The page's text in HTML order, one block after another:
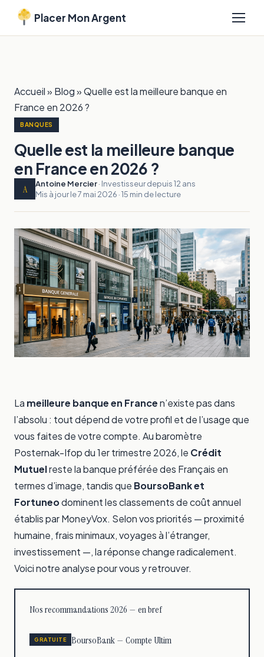
Placer Mon Argent
Accueil» Blog»Quelle est la meilleure banque en
France en 2026 ?
BANQUES
Quelle est la meilleure banque
en France en 2026 ?
A Antoine Mercier· Investisseur depuis 12 ans
Mis à jour le 7 mai 2026 · 15 min de lecture
La meilleure banque en Francen’existe pas dans
l’absolu : tout dépend de votre profil et de l’usage que
vous faites de votre compte. Au baromètre
Posternak-Ifop du 1er trimestre 2026, le Crédit
Mutuelreste la banque préférée des Français en
termes d’image, tandis que BoursoBank et
Fortuneodominent les classements de coût annuel
établis par MoneyVox. Selon vos priorités — proximité
humaine, frais minimaux, voyages à l’étranger,
investissement —, la réponse change radicalement.
Voici notre analyse pour vous y retrouver.
Nos recommandations 2026 — en bref
GRATUITE BoursoBank — Compte Ultim